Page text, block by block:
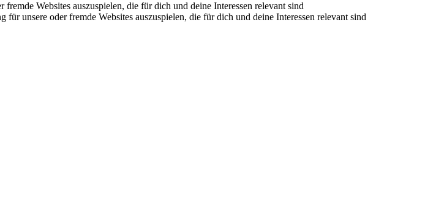
Websites auszuspielen, die für dich und deine Interessen relevant sind
unsere oder fremde Websites auszuspielen, die für dich und deine Interessen relevant sind